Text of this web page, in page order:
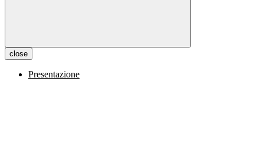
close
Presentazione